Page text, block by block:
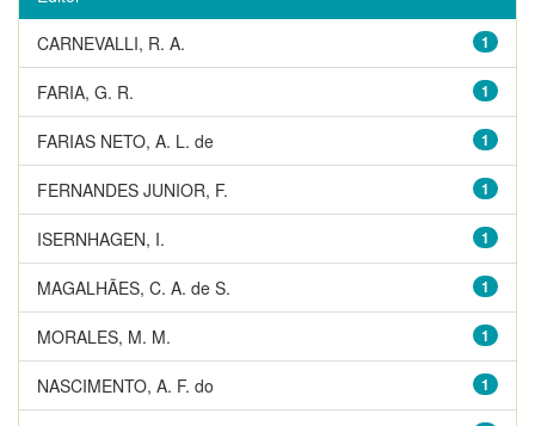
1
CARNEVALLI, R. A.
1
FARIA, G. R.
1
FARIAS NETO, A. L. de
1
FERNANDES JUNIOR, F.
1
ISERNHAGEN, I.
1
MAGALHÃES, C. A. de S.
1
MORALES, M. M.
1
NASCIMENTO, A. F. do